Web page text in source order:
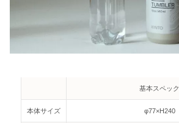
基本スペック
本体サイズ φ77×H240